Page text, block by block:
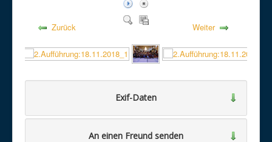
Zurück Weiter
Exif-Daten
An einen Freund senden